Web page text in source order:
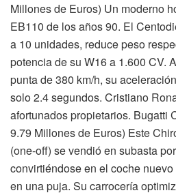
Millones de Euros) Un moderno
EB110 de los años 90. El
a 10 unidades, reduce peso
potencia de su W16 a 1.600 CV.
punta de 380 km/h, su
solo 2.4 segundos. Cristiano
afortunados propietarios. Bugatti
9.79 Millones de Euros) Este
(one-off) se vendió en subasta
convirtiéndose en el coche
en una puja. Su carrocería